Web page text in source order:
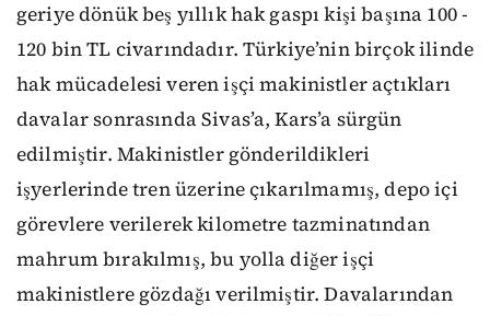
geriye dönük beş yıllık hak gaspı kişi başına 100 -
120 bin TL civarındadır. Türkiye’nin birçok ilinde
hak mücadelesi veren işçi makinistler açtıkları
davalar sonrasında Sivas’a, Kars’a sürgün
edilmiştir. Makinistler gönderildikleri
işyerlerinde tren üzerine çıkarılmamış, depo içi
görevlere verilerek kilometre tazminatından
mahrum bırakılmış, bu yolla diğer işçi
makinistlere gözdağı verilmiştir. Davalarından